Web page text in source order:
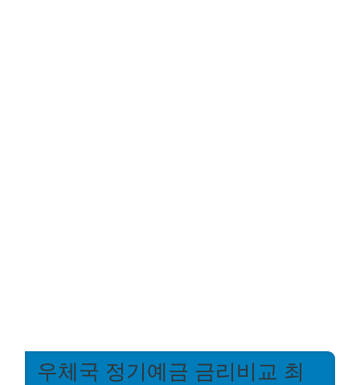
우체국 정기예금 금리비교 최